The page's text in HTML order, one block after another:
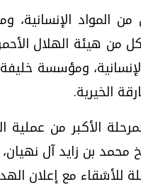
السفينة على متنها 5800 طن من
هيئة الهلال
ومؤسسة
الخيرية.
محمد بن زايد آل
للأشقاء مع إعلان